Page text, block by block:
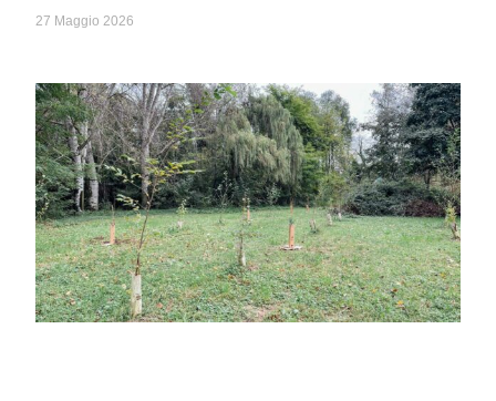
27 Maggio 2026